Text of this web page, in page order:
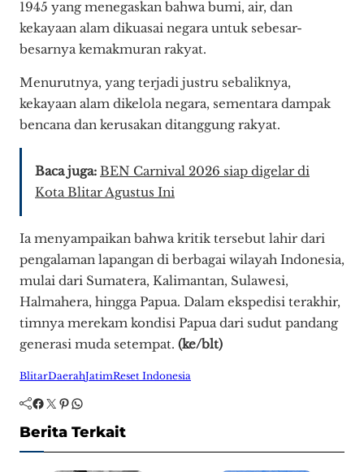
1945 yang menegaskan bahwa bumi, air, dan
kekayaan alam dikuasai negara untuk sebesar-
besarnya kemakmuran rakyat.
Menurutnya, yang terjadi justru sebaliknya,
kekayaan alam dikelola negara, sementara dampak
bencana dan kerusakan ditanggung rakyat.
Baca juga: BEN Carnival 2026 siap digelar di
Kota Blitar Agustus Ini
Ia menyampaikan bahwa kritik tersebut lahir dari
pengalaman lapangan di berbagai wilayah Indonesia,
mulai dari Sumatera, Kalimantan, Sulawesi,
Halmahera, hingga Papua. Dalam ekspedisi terakhir,
timnya merekam kondisi Papua dari sudut pandang
generasi muda setempat. (ke/blt)
BlitarDaerahJatimReset Indonesia
Facebook Twitter Pinterest WhatsApp
Berita Terkait